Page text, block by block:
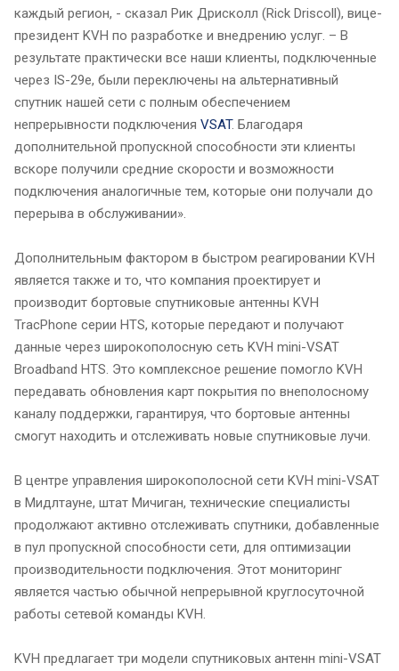
каждый регион, - сказал Рик Дрисколл (Rick Driscoll), вице-
президент KVH по разработке и внедрению услуг. – В
результате практически все наши клиенты, подключенные
через IS-29e, были переключены на альтернативный
спутник нашей сети с полным обеспечением
непрерывности подключения VSAT. Благодаря
дополнительной пропускной способности эти клиенты
вскоре получили средние скорости и возможности
подключения аналогичные тем, которые они получали до
перерыва в обслуживании».
Дополнительным фактором в быстром реагировании KVH
является также и то, что компания проектирует и
производит бортовые спутниковые антенны KVH
TracPhone серии HTS, которые передают и получают
данные через широкополосную сеть KVH mini-VSAT
Broadband HTS. Это комплексное решение помогло KVH
передавать обновления карт покрытия по внеполосному
каналу поддержки, гарантируя, что бортовые антенны
смогут находить и отслеживать новые спутниковые лучи.
В центре управления широкополосной сети KVH mini-VSAT
в Мидлтауне, штат Мичиган, технические специалисты
продолжают активно отслеживать спутники, добавленные
в пул пропускной способности сети, для оптимизации
производительности подключения. Этот мониторинг
является частью обычной непрерывной круглосуточной
работы сетевой команды KVH.
KVH предлагает три модели спутниковых антенн mini-VSAT